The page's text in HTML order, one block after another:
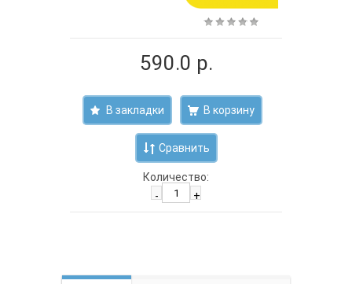
590.0 р.
В закладки
Сравнить
Количество:
-
+